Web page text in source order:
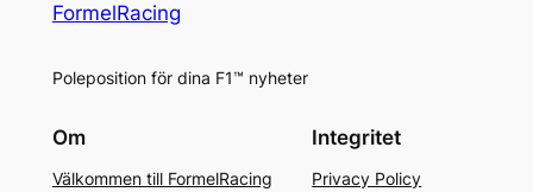
FormelRacing
Poleposition för dina F1™ nyheter
Om
Välkommen till FormelRacing
Integritet
Privacy Policy